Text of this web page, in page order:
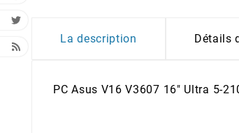
La description Détails
PC Asus V16 V3607 16" Ultra 5-